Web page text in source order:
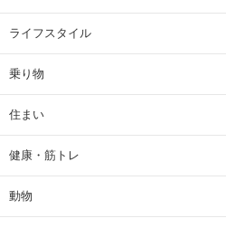
ライフスタイル
乗り物
住まい
健康・筋トレ
動物